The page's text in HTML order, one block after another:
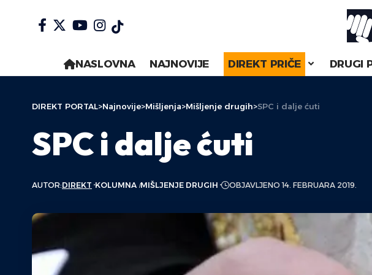
NASLOVNA NAJNOVIJE DIREKT PRIČE DRUGI
DIREKT PORTAL>Najnovije>Mišljenja>Mišljenje drugih>SPC i dalje ćuti
SPC i dalje ćuti
AUTOR:DIREKT KOLUMNA MIŠLJENJE DRUGIH OBJAVLJENO 14. FEBRUARA 2019.